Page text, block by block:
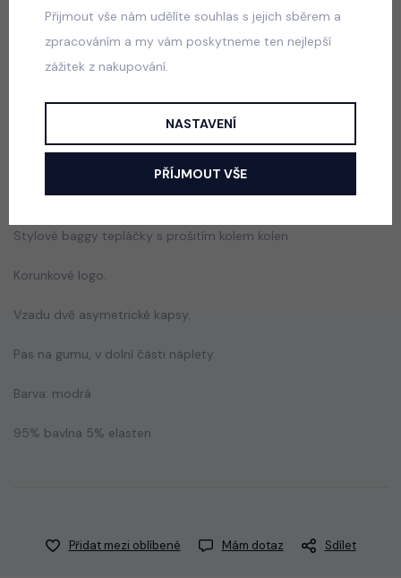
Despacito biker tepláky vintage grey
skladem
Jak vybrat správnou velikost?
Stylové baggy tepláčky s prošitím kolem kolen.
Korunkové logo.
Vzadu dvě asymetrické kapsy.
Pas na gumu, v dolní části náplety.
Barva: modrá
95% bavlna 5% elasten
Přidat mezi oblíbené Mám dotaz Sdílet
Přijmout vše nám udělíte souhlas s jejich sběrem a
zpracováním a my vám poskytneme ten nejlepší
zážitek z nakupování.
NASTAVENÍ
PŘÍJMOUT VŠE